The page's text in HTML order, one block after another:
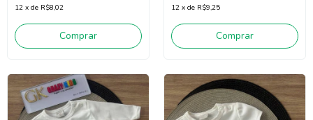
12 x de R$8,02
Comprar
12 x de R$9,25
Comprar